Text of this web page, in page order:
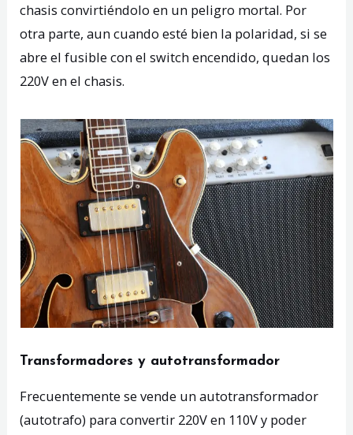
chasis convirtiéndolo en un peligro mortal. Por
otra parte, aun cuando esté bien la polaridad, si se
abre el fusible con el switch encendido, quedan los
220V en el chasis.
Transformadores y autotransformador
Frecuentemente se vende un autotransformador
(autotrafo) para convertir 220V en 110V y poder